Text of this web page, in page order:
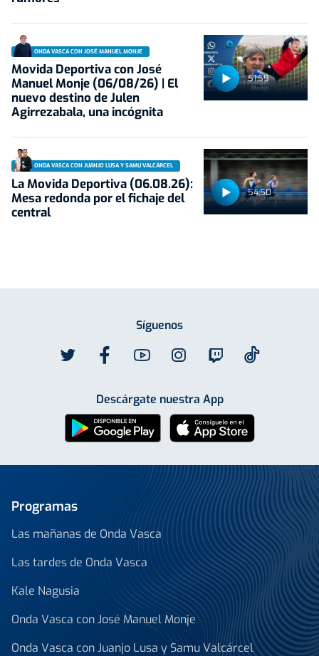
51:59
ONDA VASCA CON JOSÉ MANUEL MONJE
Movida Deportiva con José
Manuel Monje (06/08/26) | El
nuevo destino de Julen
Agirrezabala, una incógnita
54:50
ONDA VASCA CON JUANJO LUSA Y SAMU VALCÁRCEL
La Movida Deportiva (06.08.26):
Mesa redonda por el fichaje del
central
Síguenos
Descárgate nuestra App
Programas
Las mañanas de Onda Vasca
Las tardes de Onda Vasca
Kale Nagusia
Onda Vasca con José Manuel Monje
Onda Vasca con Juanjo Lusa y Samu Valcárcel